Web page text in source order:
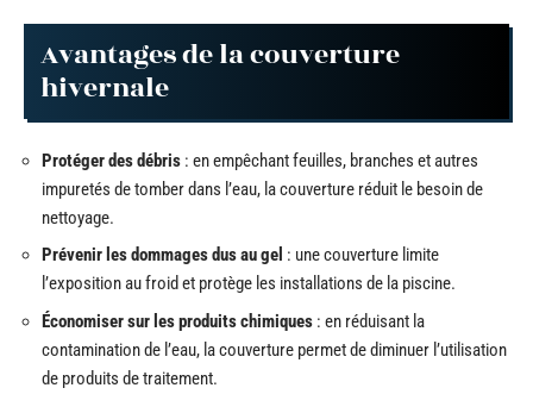
Avantages de la couverture
hivernale
Protéger des débris : en empêchant feuilles, branches et autres
impuretés de tomber dans l’eau, la couverture réduit le besoin de
nettoyage.
Prévenir les dommages dus au gel : une couverture limite
l’exposition au froid et protège les installations de la piscine.
Économiser sur les produits chimiques : en réduisant la
contamination de l’eau, la couverture permet de diminuer l’utilisation
de produits de traitement.